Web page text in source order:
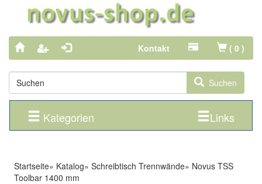
Kontakt ( 0 )
Suchen
Kategorien Links
Startseite» Katalog» Schreibtisch Trennwände» Novus TSS
Toolbar 1400 mm